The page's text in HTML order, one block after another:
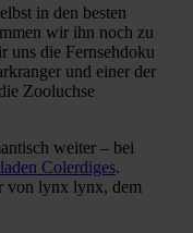
in den besten
wir ihn noch zu
uns die Fernsehdoku
und einer der
Zooluchse
weiter – bei
Colerdiges.
von lynx lynx, dem